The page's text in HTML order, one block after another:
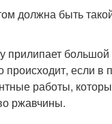
должна быть
прилипает
происходит, если в
работы,
ржавчины.